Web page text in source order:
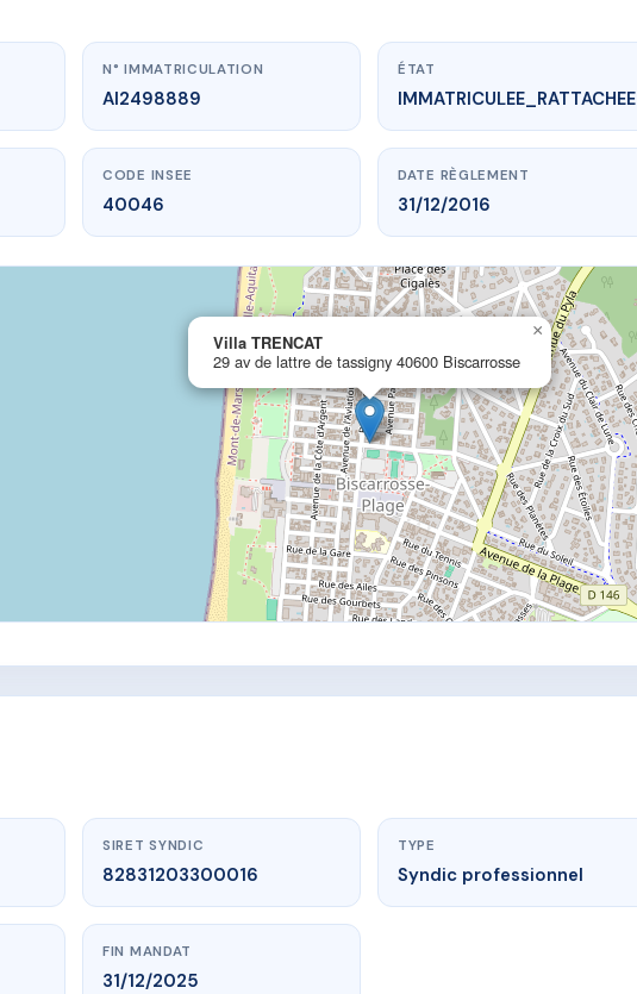
www.vme.plus/AI2498889
Villa TRENCAT
29 av de lattre de tassigny40600 Biscarrosse
N° IMMATRICULATION
AI2498889
ÉTAT
IMMATRICULEE_RATTACHEE
CODE INSEE
40046
DATE RÈGLEMENT
31/12/2016
Villa TRENCAT
29 av de lattre de tassigny 40600 Biscarrosse
×
SIRET SYNDIC
82831203300016
TYPE
Syndic professionnel
FIN MANDAT
31/12/2025